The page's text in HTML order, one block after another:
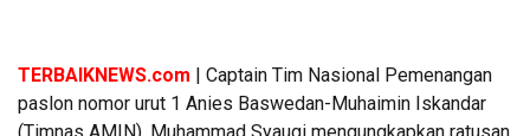
TERBAIKNEWS.com | Captain Tim Nasional Pemenangan
paslon nomor urut 1 Anies Baswedan-Muhaimin Iskandar
(Timnas AMIN), Muhammad Syaugi mengungkapkan ratusan